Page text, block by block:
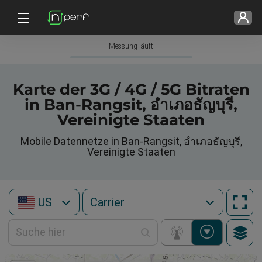
Messung läuft
Karte der 3G / 4G / 5G Bitraten
in Ban-Rangsit, อำเภอธัญบุรี,
Vereinigte Staaten
Mobile Datennetze in Ban-Rangsit, อำเภอธัญบุรี,
Vereinigte Staaten
US